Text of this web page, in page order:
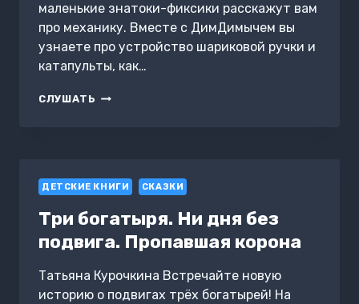
маленькие знатоки-фиксики расскажут вам
про механику. Вместе с ДимДимычем вы
узнаете про устройство шариковой ручки и
катапульты, как…
СЛУШАТЬ ФИКСИКИ.
ДЕТСКИЕ КНИГИ СКАЗКИ
Три богатыря. Ни дня без
подвига. Пропавшая корона
Татьяна Курочкина Встречайте новую
историю о подвигах трёх богатырей! На